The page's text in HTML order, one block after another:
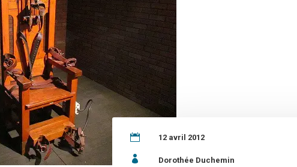
 12 avril 2012
 Dorothée Duchemin